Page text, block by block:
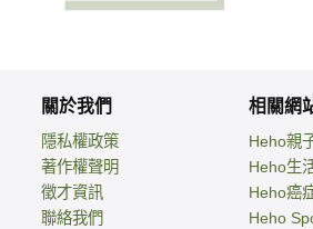
關於我們
隱私權政策
著作權聲明
徵才資訊
聯絡我們
相關網
Heho親
Heho生
Heho癌
Heho